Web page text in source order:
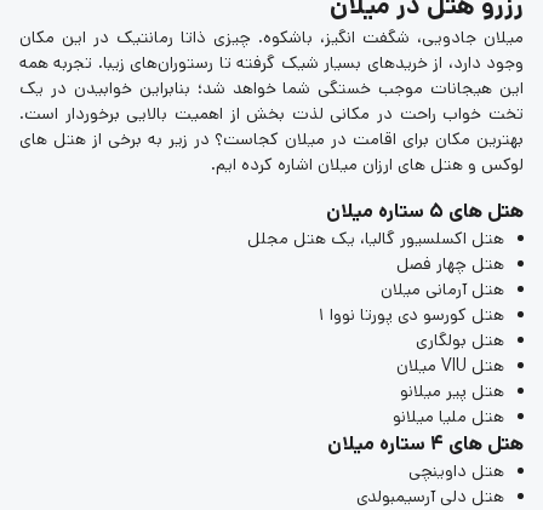
میلان جادویی، شگفت انگیز، باشکوه. چیزی ذاتا رمانتیک در این مکان
وجود دارد، از خریدهای بسیار شیک گرفته تا رستوران‌های زیبا. تجربه همه
این هیجانات موجب خستگی شما خواهد شد؛ بنابراین خوابیدن در یک
تخت خواب راحت در مکانی لذت بخش از اهمیت بالایی برخوردار است.
بهترین مکان برای اقامت در میلان کجاست؟ در زیر به برخی از هتل های
لوکس و هتل های ارزان میلان اشاره کرده ایم.
هتل های 5 ستاره میلان
هتل اکسلسیور گالیا، یک هتل مجلل
هتل چهار فصل
هتل آرمانی میلان
هتل کورسو دی پورتا نووا 1
هتل بولگاری
هتل VIU میلان
هتل پیر میلانو
هتل ملیا میلانو
هتل های 4 ستاره میلان
هتل داوینچی
هتل دلی آرسیمبولدی